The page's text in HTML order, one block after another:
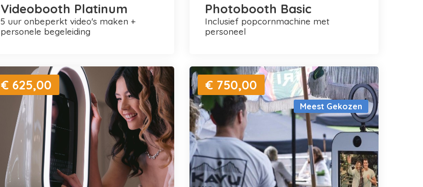
Videobooth Platinum
5 uur onbeperkt video's maken +
personele begeleiding
Photobooth Basic
inclusief popcornmachine met
personeel
€ 625,00
Meest Gekozen
€ 750,00